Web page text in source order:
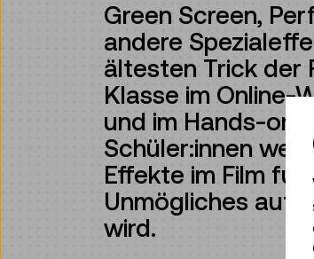
Green Screen,
andere
ältesten Trick der
Klasse im Online-
und im Hands-on-
Schüler:innen
Effekte im Film
Unmögliches auf
wird.